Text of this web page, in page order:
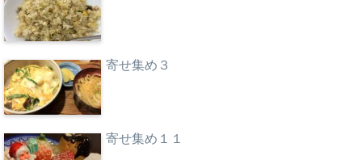
寄せ集め３
寄せ集め１１